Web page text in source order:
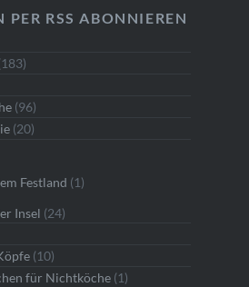
PER RSS ABONNIEREN
(96)
(20)
Festland (1)
Insel (24)
(10)
für Nichtköche(1)